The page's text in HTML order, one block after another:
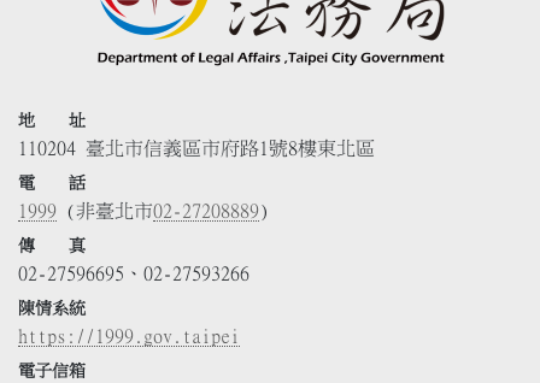
地 址
110204 臺北市信義區市府路1號8樓東北區
電 話
1999 (非臺北市02-27208889)
傳 真
02-27596695、02-27593266
陳情系統
https://1999.gov.taipei
電子信箱